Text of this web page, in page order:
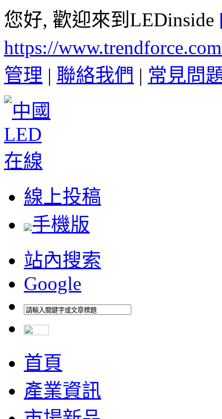
您好, 歡迎來到LEDinside
https://
管理 | 聯絡我們 | 常見問
線上投稿
手機版
站內搜索
Google
首頁
產業資訊